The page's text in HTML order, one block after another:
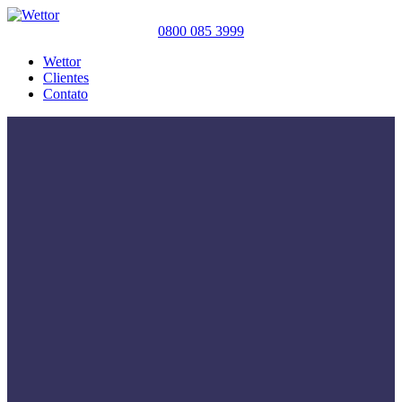
0800 085 3999
Wettor
Clientes
Contato